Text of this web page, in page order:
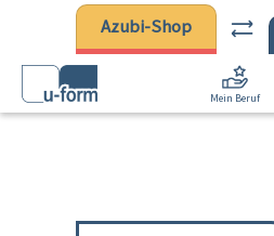
Zum Hauptinhalt springen
Azubi-Shop
Mein Beruf